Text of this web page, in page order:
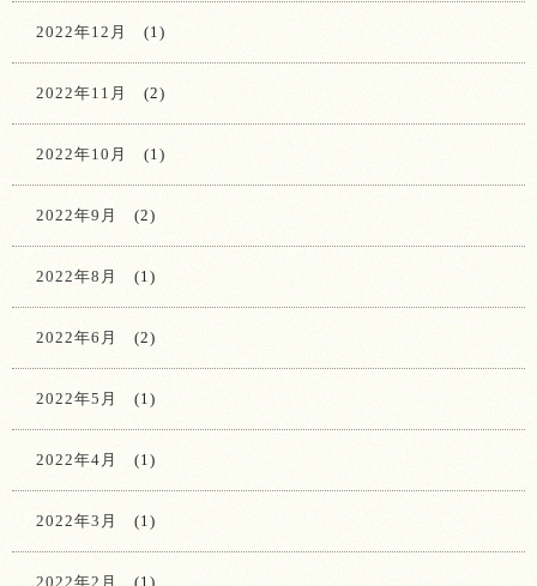
2022年12月 (1)
2022年11月 (2)
2022年10月 (1)
2022年9月 (2)
2022年8月 (1)
2022年6月 (2)
2022年5月 (1)
2022年4月 (1)
2022年3月 (1)
2022年2月 (1)